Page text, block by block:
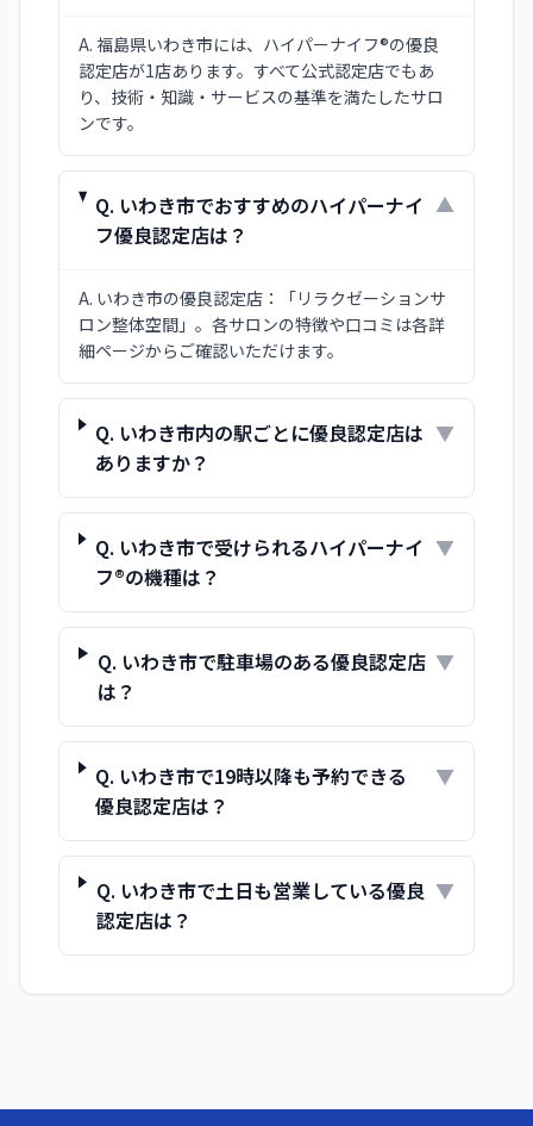
A. 福島県いわき市には、ハイパーナイフ®の優良
認定店が1店あります。すべて公式認定店でもあ
り、技術・知識・サービスの基準を満たしたサロ
ンです。
Q. いわき市でおすすめのハイパーナイ
フ優良認定店は？
▼
A. いわき市の優良認定店：「リラクゼーションサ
ロン整体空間」。各サロンの特徴や口コミは各詳
細ページからご確認いただけます。
Q. いわき市内の駅ごとに優良認定店は
ありますか？
▼
Q. いわき市で受けられるハイパーナイ
フ®の機種は？
▼
Q. いわき市で駐車場のある優良認定店
は？
▼
Q. いわき市で19時以降も予約できる
優良認定店は？
▼
Q. いわき市で土日も営業している優良
認定店は？
▼